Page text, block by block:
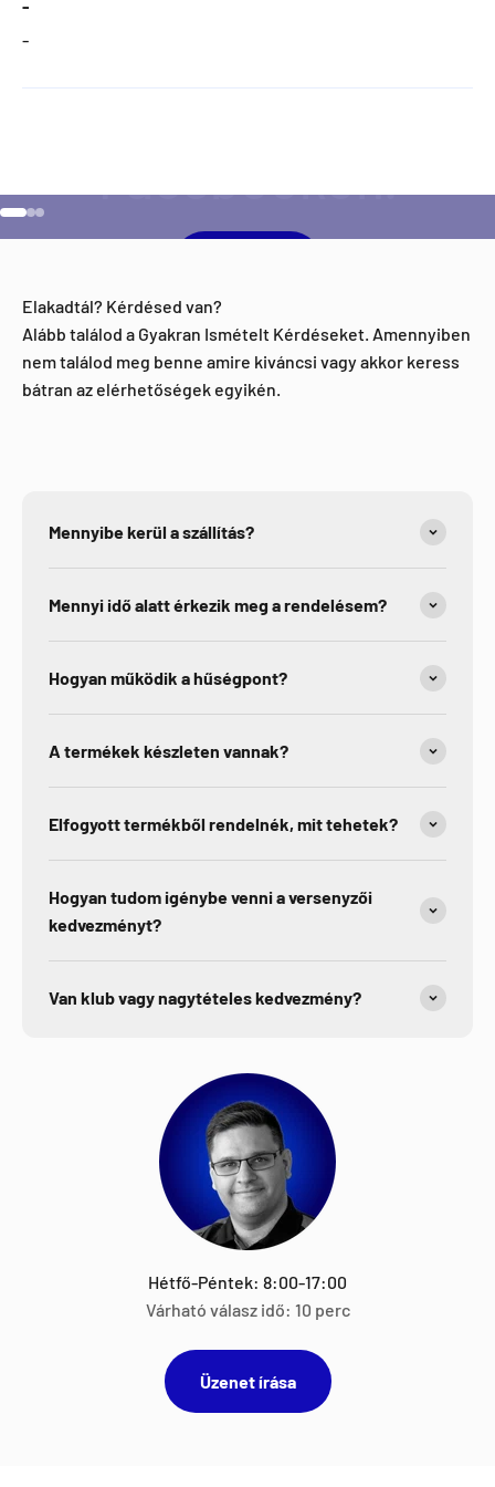
-
-
aktivitással kapcsolatban?
Elakadtál? Kérdésed van?
Alább találod a Gyakran Ismételt Kérdéseket. Amennyiben
nem találod meg benne amire kiváncsi vagy akkor keress
bátran az elérhetőségek egyikén.
Mennyibe kerül a szállítás?
Mennyi idő alatt érkezik meg a rendelésem?
Hogyan működik a hűségpont?
A termékek készleten vannak?
Elfogyott termékből rendelnék, mit tehetek?
Hogyan tudom igénybe venni a versenyzői
kedvezményt?
Van klub vagy nagytételes kedvezmény?
Hétfő-Péntek: 8:00-17:00
Várható válasz idő: 10 perc
Üzenet írása